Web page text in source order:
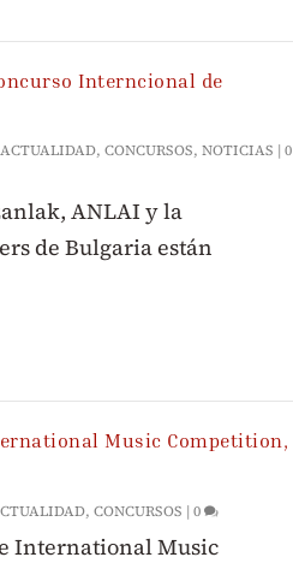
Interncional de
ACTUALIDAD, CONCURSOS, NOTICIAS | 0
ANLAI y la
de Bulgaria están
Music Competition,
, CONCURSOS | 0
International Music